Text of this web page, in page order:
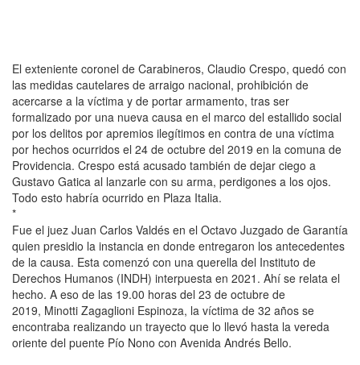
El exteniente coronel de Carabineros, Claudio Crespo, quedó con
las medidas cautelares de arraigo nacional, prohibición de
acercarse a la víctima y de portar armamento, tras ser
formalizado por una nueva causa en el marco del estallido social
por los delitos por apremios ilegítimos en contra de una víctima
por hechos ocurridos el 24 de octubre del 2019 en la comuna de
Providencia. Crespo está acusado también de dejar ciego a
Gustavo Gatica al lanzarle con su arma, perdigones a los ojos.
Todo esto habría ocurrido en Plaza Italia.
*
Fue el juez Juan Carlos Valdés en el Octavo Juzgado de Garantía
quien presidio la instancia en donde entregaron los antecedentes
de la causa. Esta comenzó con una querella del Instituto de
Derechos Humanos (INDH) interpuesta en 2021. Ahí se relata el
hecho. A eso de las 19.00 horas del 23 de octubre de
2019, Minotti Zagaglioni Espinoza, la víctima de 32 años se
encontraba realizando un trayecto que lo llevó hasta la vereda
oriente del puente Pío Nono con Avenida Andrés Bello.